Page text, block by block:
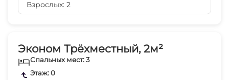
Эконом Трёхместный, 2м²
Спальных мест: 3
Этаж: 0
Взрослых: 2